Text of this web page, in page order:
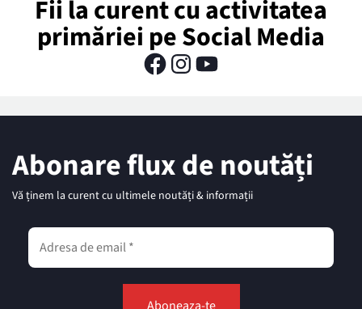
Fii la curent cu activitatea
primăriei pe Social Media
Abonare flux de noutăți
Vă ținem la curent cu ultimele noutăți & informații